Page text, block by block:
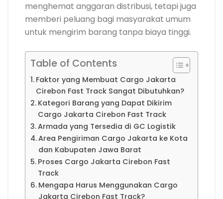
menghemat anggaran distribusi, tetapi juga
memberi peluang bagi masyarakat umum
untuk mengirim barang tanpa biaya tinggi.
Table of Contents
Faktor yang Membuat Cargo Jakarta
Cirebon Fast Track Sangat Dibutuhkan?
Kategori Barang yang Dapat Dikirim
Cargo Jakarta Cirebon Fast Track
Armada yang Tersedia di GC Logistik
Area Pengiriman Cargo Jakarta ke Kota
dan Kabupaten Jawa Barat
Proses Cargo Jakarta Cirebon Fast
Track
Mengapa Harus Menggunakan Cargo
Jakarta Cirebon Fast Track?